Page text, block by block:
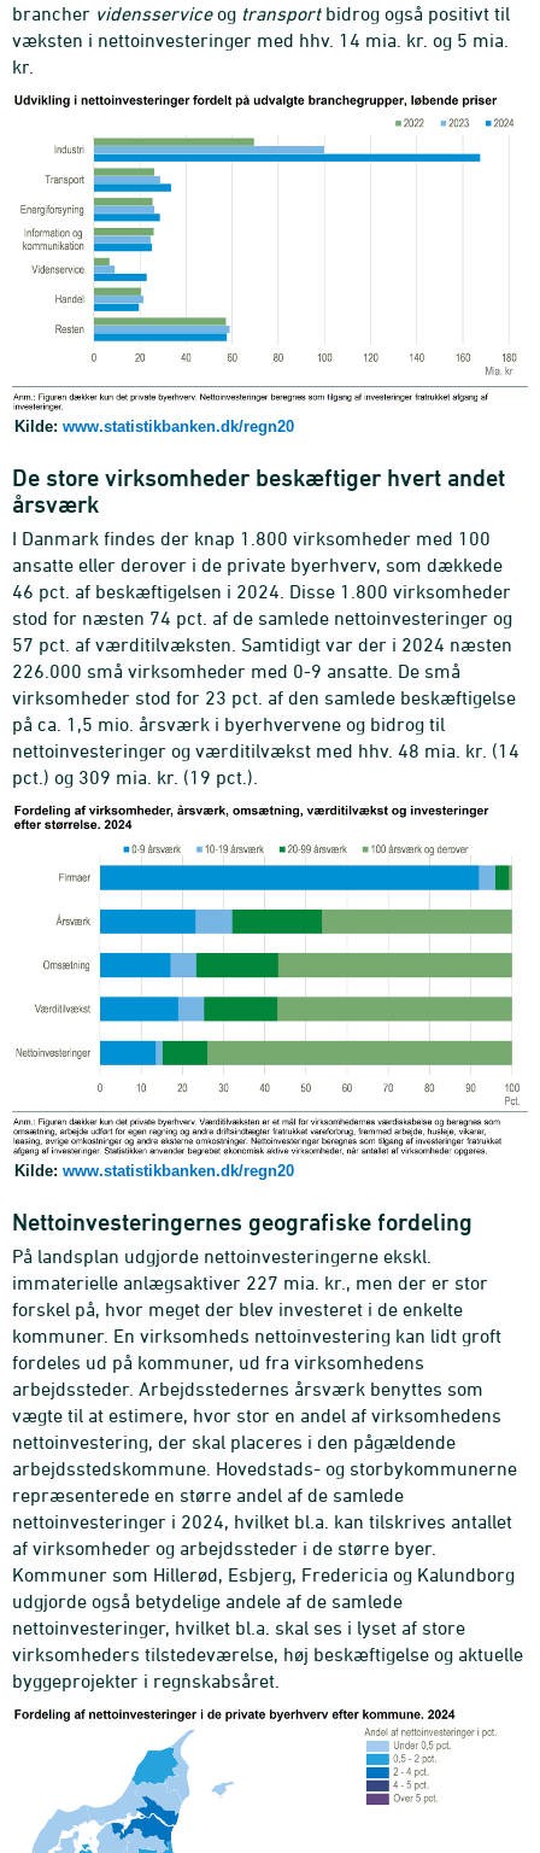
brancher vidensserviceog transportbidrog også positivt til
væksten i nettoinvesteringer med hhv. 14 mia. kr. og 5 mia.
kr.
Kilde: www.statistikbanken.dk/regn20
De store virksomheder beskæftiger hvert andet
årsværk
I Danmark findes der knap 1.800 virksomheder med 100
ansatte eller derover i de private byerhverv, som dækkede
46 pct. af beskæftigelsen i 2024. Disse 1.800 virksomheder
stod for næsten 74 pct. af de samlede nettoinvesteringer og
57 pct. af værditilvæksten. Samtidigt var der i 2024 næsten
226.000 små virksomheder med 0-9 ansatte. De små
virksomheder stod for 23 pct. af den samlede beskæftigelse
på ca. 1,5 mio. årsværk i byerhvervene og bidrog til
nettoinvesteringer og værditilvækst med hhv. 48 mia. kr. (14
pct.) og 309 mia. kr. (19 pct.).
Kilde: www.statistikbanken.dk/regn20
Nettoinvesteringernes geografiske fordeling
På landsplan udgjorde nettoinvesteringerne ekskl.
immaterielle anlægsaktiver 227 mia. kr., men der er stor
forskel på, hvor meget der blev investeret i de enkelte
kommuner. En virksomheds nettoinvestering kan lidt groft
fordeles ud på kommuner, ud fra virksomhedens
arbejdssteder. Arbejdsstedernes årsværk benyttes som
vægte til at estimere, hvor stor en andel af virksomhedens
nettoinvestering, der skal placeres i den pågældende
arbejdsstedskommune. Hovedstads- og storbykommunerne
repræsenterede en større andel af de samlede
nettoinvesteringer i 2024, hvilket bl.a. kan tilskrives antallet
af virksomheder og arbejdssteder i de større byer.
Kommuner som Hillerød, Esbjerg, Fredericia og Kalundborg
udgjorde også betydelige andele af de samlede
nettoinvesteringer, hvilket bl.a. skal ses i lyset af store
virksomheders tilstedeværelse, høj beskæftigelse og aktuelle
byggeprojekter i regnskabsåret.